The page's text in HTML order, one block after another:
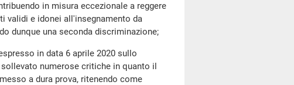
in misura eccezionale a reggere
validi e idonei all'insegnamento da
dunque una seconda discriminazione;
in data 6 aprile 2020 sullo
numerose critiche in quanto il
a dura prova, ritenendo come